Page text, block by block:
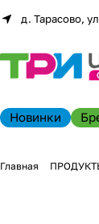
д. Тарасово,
Новинки
Главная